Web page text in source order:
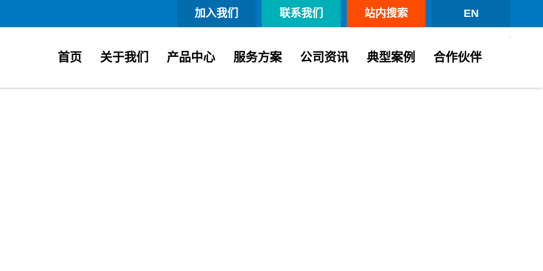
EN
站内搜索
联系我们
加入我们
首页 关于我们 产品中心 服务方案 公司资讯 典型案例 合作伙伴